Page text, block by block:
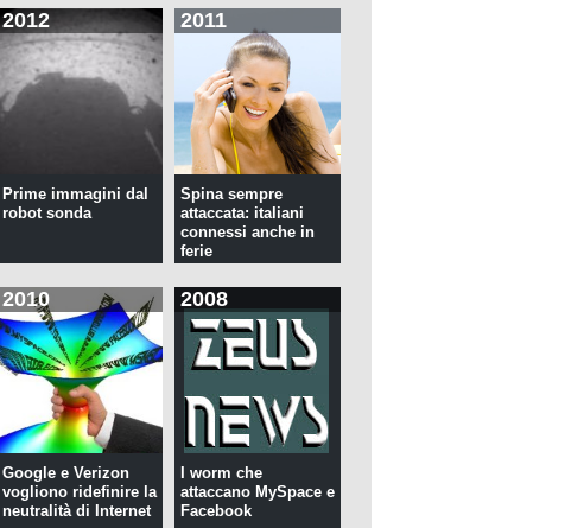
2012
Prime immagini dal
robot sonda
2011
Spina sempre
attaccata: italiani
connessi anche in
ferie
2010
Google e Verizon
vogliono ridefinire la
neutralità di Internet
2008
I worm che
attaccano MySpace e
Facebook